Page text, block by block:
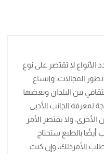
لا تقتصر على نوع
المجالات، واتساع
بين البلدان وبعضها
لمعرفة الجانب الأدبي
الأخرى، ولا يقتصر الأمر
بالطبع ستحتاج
الأمرذلك، وإن كنت